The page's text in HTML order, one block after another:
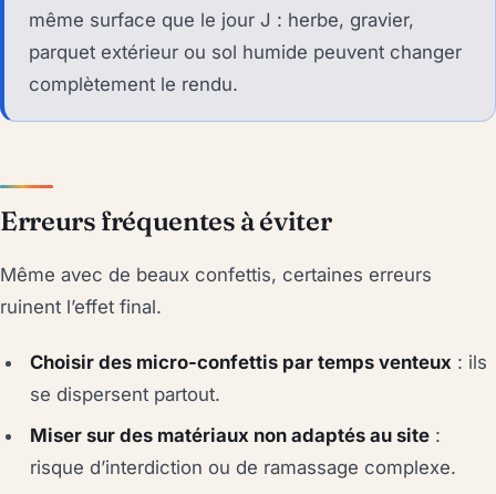
même surface que le jour J : herbe, gravier,
parquet extérieur ou sol humide peuvent changer
complètement le rendu.
Erreurs fréquentes à éviter
Même avec de beaux confettis, certaines erreurs
ruinent l’effet final.
Choisir des micro-confettis par temps venteux : ils
se dispersent partout.
Miser sur des matériaux non adaptés au site :
risque d’interdiction ou de ramassage complexe.